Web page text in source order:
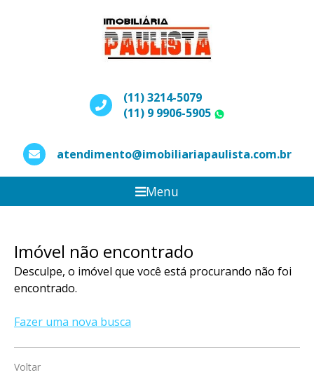
(11) 3214-5079
(11) 9 9906-5905
atendimento@imobiliariapaulista.com.br
Menu
Imóvel não encontrado
Desculpe, o imóvel que você está procurando não foi
encontrado.
Fazer uma nova busca
Voltar